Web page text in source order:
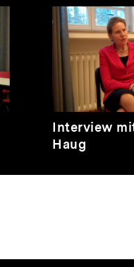
Video
Dauer
8
Min.
Interview
Haug